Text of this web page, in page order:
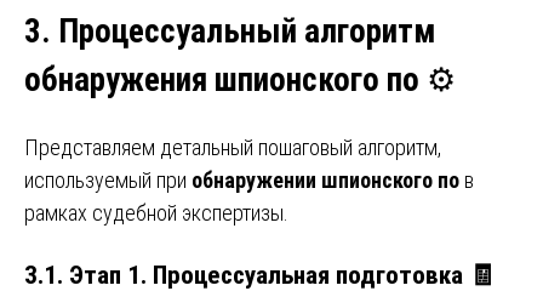
3. Процессуальный алгоритм
обнаружения шпионского по ⚙️
Представляем детальный пошаговый алгоритм,
используемый при обнаружении шпионского по в
рамках судебной экспертизы.
3.1. Этап 1. Процессуальная подготовка 🧾